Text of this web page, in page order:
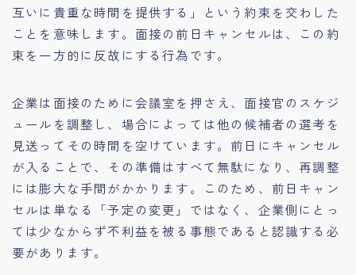
互いに貴重な時間を提供する」という約束を交わした
ことを意味します。面接の前日キャンセルは、この約
束を一方的に反故にする行為です。
企業は面接のために会議室を押さえ、面接官のスケジ
ュールを調整し、場合によっては他の候補者の選考を
見送ってその時間を空けています。前日にキャンセル
が入ることで、その準備はすべて無駄になり、再調整
には膨大な手間がかかります。このため、前日キャン
セルは単なる「予定の変更」ではなく、企業側にとっ
ては少なからず不利益を被る事態であると認識する必
要があります。